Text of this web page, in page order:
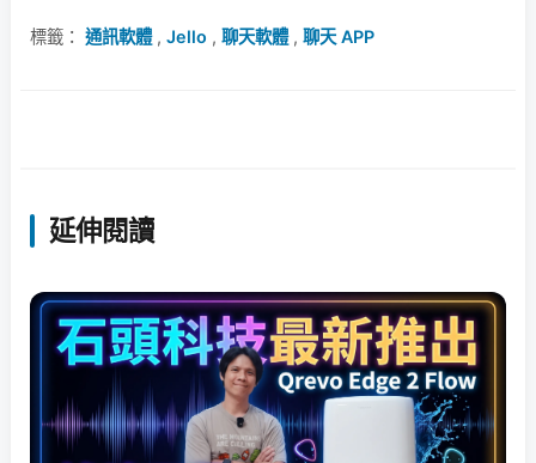
標籤： 通訊軟體, Jello , 聊天軟體, 聊天 APP
延伸閱讀